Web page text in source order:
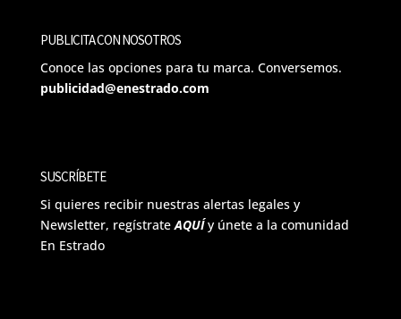
PUBLICITA CON NOSOTROS
Conoce las opciones para tu marca. Conversemos.
publicidad@enestrado.com
SUSCRÍBETE
Si quieres recibir nuestras alertas legales y
Newsletter, regístrateAQUÍ y únete a la comunidad
En Estrado